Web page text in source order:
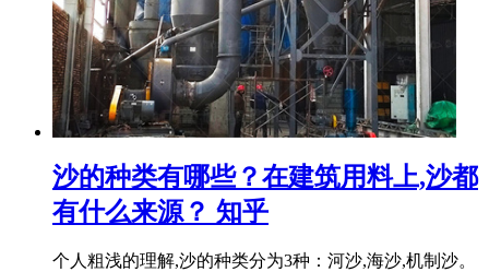
沙的种类有哪些？在建筑用料上,沙都
有什么来源？ 知乎
个人粗浅的理解,沙的种类分为3种：河沙,海沙,机制沙。